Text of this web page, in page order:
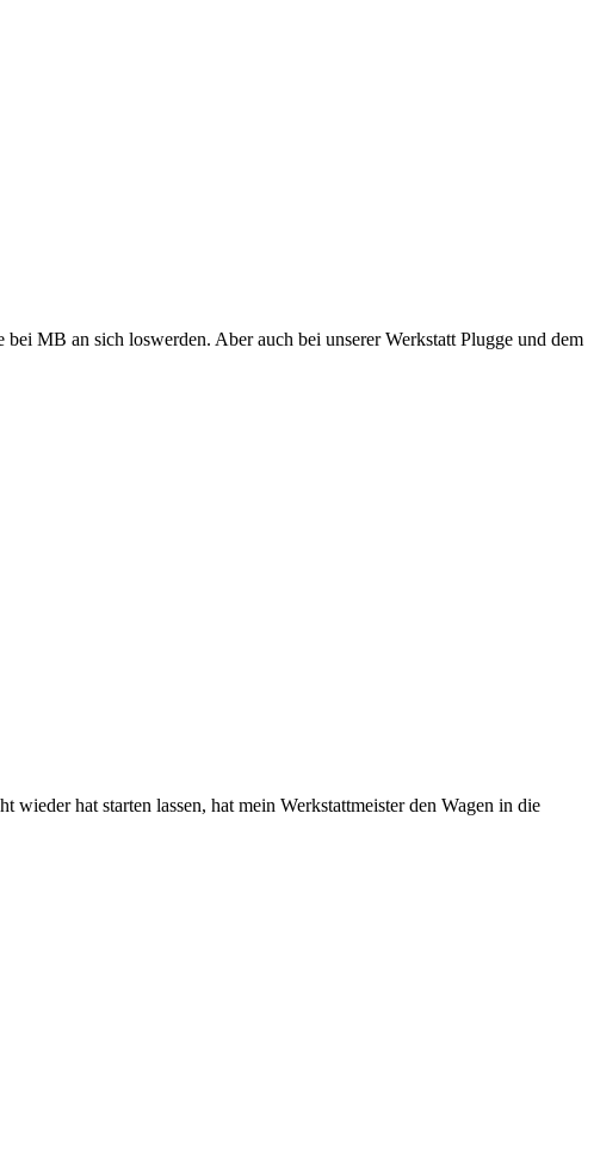
MB an sich loswerden. Aber auch bei unserer Werkstatt Plugge und dem
hat starten lassen, hat mein Werkstattmeister den Wagen in die